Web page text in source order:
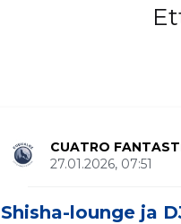
CUATRO
27.01.2026, 07:51
Shisha-lounge ja